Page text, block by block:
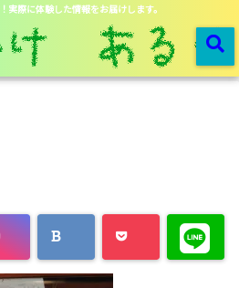
実際に体験した情報をお届けします。